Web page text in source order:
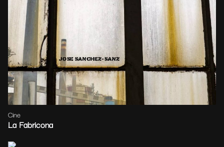
Cine
La Fabricona